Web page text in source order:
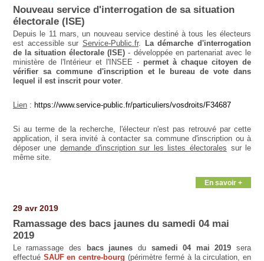
Nouveau service d'interrogation de sa situation
électorale (ISE)
Depuis le 11 mars, un nouveau service destiné à tous les électeurs
est accessible sur Service-Public.fr.
La démarche d'interrogation
de la situation électorale (ISE) - développée en partenariat avec le
ministère de l'Intérieur et l'INSEE - permet à chaque citoyen de
vérifier sa commune d'inscription et le bureau de vote dans
lequel il est inscrit pour voter.
Lien: https://www.service-public.fr/particuliers/vosdroits/F34687
Si au terme de la recherche, l'électeur n'est pas retrouvé par cette
application, il sera invité à contacter sa commune d'inscription ou à
déposer unedemande d'inscription sur les listes électorales sur le
même site.
En savoir +
29 avr 2019
Ramassage des bacs jaunes du samedi 04 mai
2019
Le ramassage des bacs jaunes du samedi 04 mai 2019 sera
effectué SAUF en centre-bourg(périmètre fermé à la circulation, en